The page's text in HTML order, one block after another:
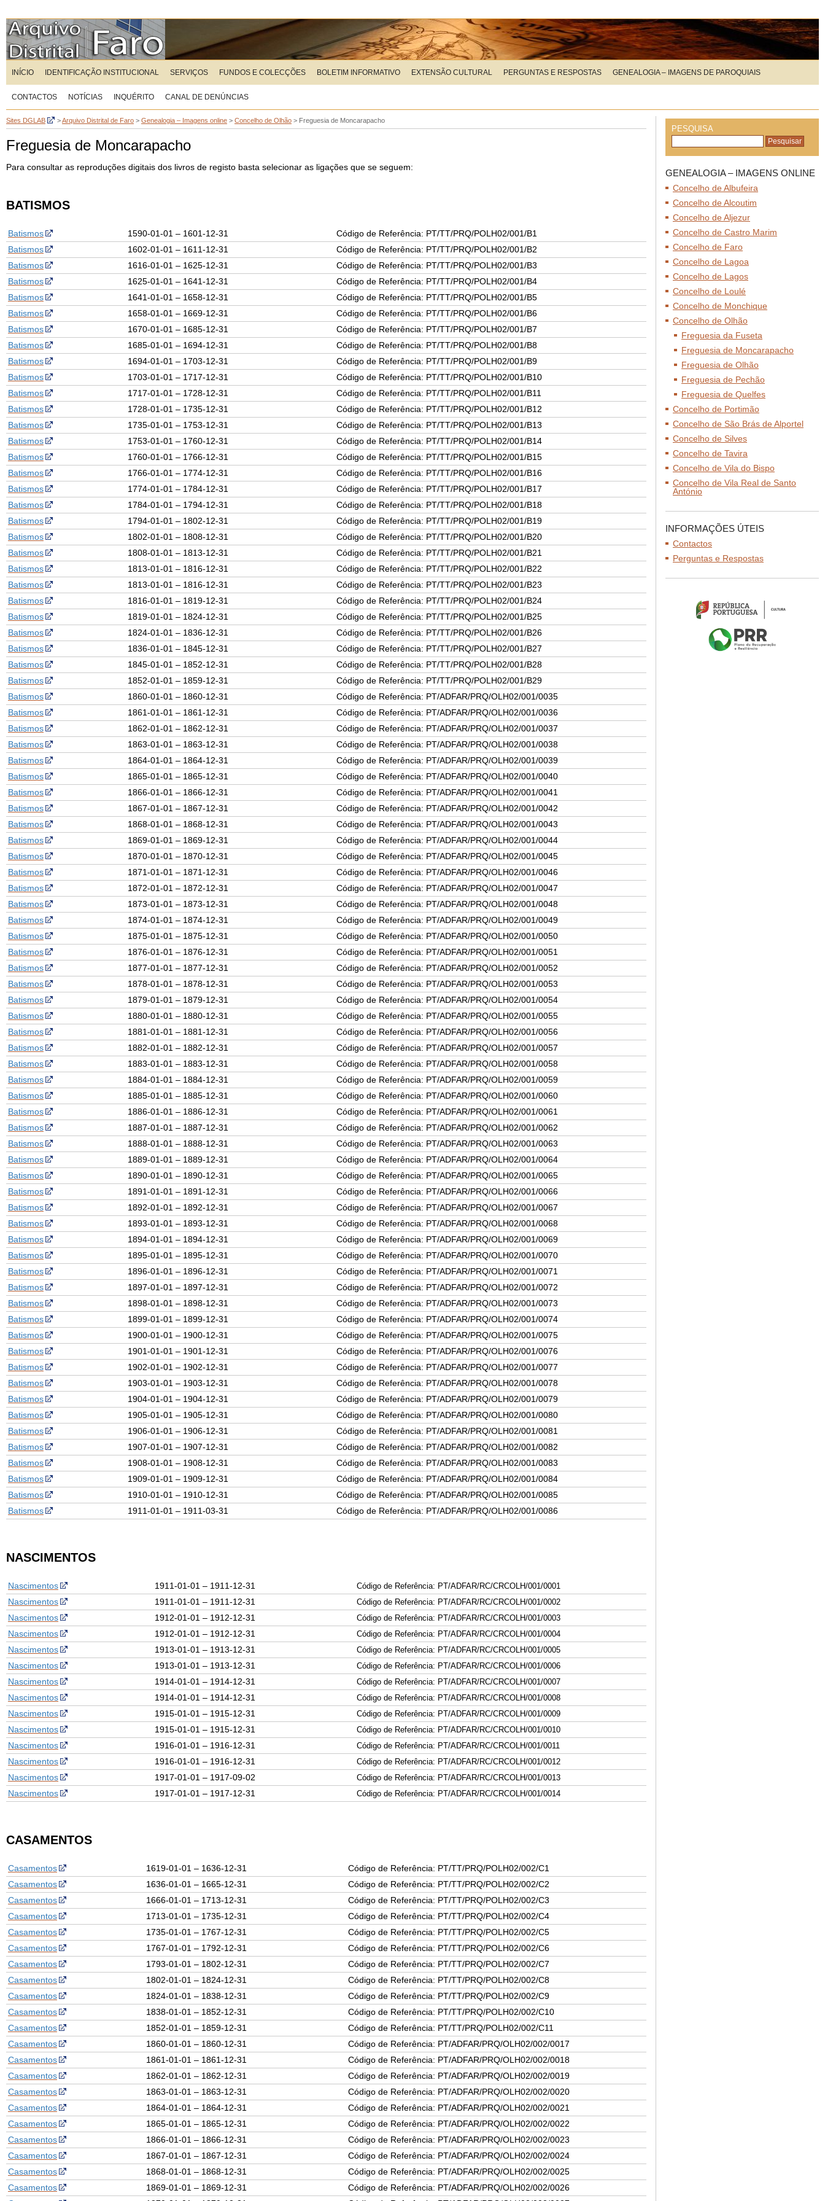
INÍCIO IDENTIFICAÇÃO INSTITUCIONAL SERVIÇOS FUNDOS E COLECÇÕES BOLETIM INFORMATIVO EXTENSÃO CULTURAL PERGUNTAS E RESPOSTAS GENEALOGIA – IMAGENS DE PAROQUIAIS
CONTACTOS NOTÍCIAS INQUÉRITO CANAL DE DENÚNCIAS
Sites DGLAB >Arquivo Distrital de Faro > Genealogia – Imagens online > Concelho de Olhão > Freguesia de Moncarapacho
Freguesia de Moncarapacho
Para consultar as reproduções digitais dos livros de registo basta selecionar as ligações que se seguem:
BATISMOS
Batismos 1590-01-01 – 1601-12-31
Código de Referência: PT/TT/PRQ/POLH02/001/B1
Batismos
1602-01-01 – 1611-12-31
Código de Referência: PT/TT/PRQ/POLH02/001/B2
Batismos
1616-01-01 – 1625-12-31
Código de Referência: PT/TT/PRQ/POLH02/001/B3
Batismos
1625-01-01 – 1641-12-31
Código de Referência: PT/TT/PRQ/POLH02/001/B4
Batismos
1641-01-01 – 1658-12-31
Código de Referência: PT/TT/PRQ/POLH02/001/B5
Batismos
1658-01-01 – 1669-12-31
Código de Referência: PT/TT/PRQ/POLH02/001/B6
Batismos
1670-01-01 – 1685-12-31
Código de Referência: PT/TT/PRQ/POLH02/001/B7
Batismos
1685-01-01 – 1694-12-31
Código de Referência: PT/TT/PRQ/POLH02/001/B8
Batismos
1694-01-01 – 1703-12-31
Código de Referência: PT/TT/PRQ/POLH02/001/B9
Batismos
1703-01-01 – 1717-12-31
Código de Referência: PT/TT/PRQ/POLH02/001/B10
Batismos
1717-01-01 – 1728-12-31
Código de Referência: PT/TT/PRQ/POLH02/001/B11
Batismos
1728-01-01 – 1735-12-31
Código de Referência: PT/TT/PRQ/POLH02/001/B12
Batismos
1735-01-01 – 1753-12-31
Código de Referência: PT/TT/PRQ/POLH02/001/B13
Batismos
1753-01-01 – 1760-12-31
Código de Referência: PT/TT/PRQ/POLH02/001/B14
Batismos
1760-01-01 – 1766-12-31
Código de Referência: PT/TT/PRQ/POLH02/001/B15
Batismos
1766-01-01 – 1774-12-31
Código de Referência: PT/TT/PRQ/POLH02/001/B16
Batismos
1774-01-01 – 1784-12-31
Código de Referência: PT/TT/PRQ/POLH02/001/B17
Batismos
1784-01-01 – 1794-12-31
Código de Referência: PT/TT/PRQ/POLH02/001/B18
Batismos
1794-01-01 – 1802-12-31
Código de Referência: PT/TT/PRQ/POLH02/001/B19
Batismos
1802-01-01 – 1808-12-31
Código de Referência: PT/TT/PRQ/POLH02/001/B20
Batismos
1808-01-01 – 1813-12-31
Código de Referência: PT/TT/PRQ/POLH02/001/B21
Batismos
1813-01-01 – 1816-12-31
Código de Referência: PT/TT/PRQ/POLH02/001/B22
Batismos
1813-01-01 – 1816-12-31
Código de Referência: PT/TT/PRQ/POLH02/001/B23
Batismos
1816-01-01 – 1819-12-31
Código de Referência: PT/TT/PRQ/POLH02/001/B24
Batismos
1819-01-01 – 1824-12-31
Código de Referência: PT/TT/PRQ/POLH02/001/B25
Batismos
1824-01-01 – 1836-12-31
Código de Referência: PT/TT/PRQ/POLH02/001/B26
Batismos
1836-01-01 – 1845-12-31
Código de Referência: PT/TT/PRQ/POLH02/001/B27
Batismos
1845-01-01 – 1852-12-31
Código de Referência: PT/TT/PRQ/POLH02/001/B28
Batismos
1852-01-01 – 1859-12-31
Código de Referência: PT/TT/PRQ/POLH02/001/B29
Batismos
1860-01-01 – 1860-12-31
Código de Referência: PT/ADFAR/PRQ/OLH02/001/0035
Batismos
1861-01-01 – 1861-12-31
Código de Referência: PT/ADFAR/PRQ/OLH02/001/0036
Batismos
1862-01-01 – 1862-12-31
Código de Referência: PT/ADFAR/PRQ/OLH02/001/0037
Batismos
1863-01-01 – 1863-12-31
Código de Referência: PT/ADFAR/PRQ/OLH02/001/0038
Batismos
1864-01-01 – 1864-12-31
Código de Referência: PT/ADFAR/PRQ/OLH02/001/0039
Batismos
1865-01-01 – 1865-12-31
Código de Referência: PT/ADFAR/PRQ/OLH02/001/0040
Batismos
1866-01-01 – 1866-12-31
Código de Referência: PT/ADFAR/PRQ/OLH02/001/0041
Batismos
1867-01-01 – 1867-12-31
Código de Referência: PT/ADFAR/PRQ/OLH02/001/0042
Batismos
1868-01-01 – 1868-12-31
Código de Referência: PT/ADFAR/PRQ/OLH02/001/0043
Batismos
1869-01-01 – 1869-12-31
Código de Referência: PT/ADFAR/PRQ/OLH02/001/0044
Batismos
1870-01-01 – 1870-12-31
Código de Referência: PT/ADFAR/PRQ/OLH02/001/0045
Batismos
1871-01-01 – 1871-12-31
Código de Referência: PT/ADFAR/PRQ/OLH02/001/0046
Batismos
1872-01-01 – 1872-12-31
Código de Referência: PT/ADFAR/PRQ/OLH02/001/0047
Batismos
1873-01-01 – 1873-12-31
Código de Referência: PT/ADFAR/PRQ/OLH02/001/0048
Batismos
1874-01-01 – 1874-12-31
Código de Referência: PT/ADFAR/PRQ/OLH02/001/0049
Batismos
1875-01-01 – 1875-12-31
Código de Referência: PT/ADFAR/PRQ/OLH02/001/0050
Batismos
1876-01-01 – 1876-12-31
Código de Referência: PT/ADFAR/PRQ/OLH02/001/0051
Batismos
1877-01-01 – 1877-12-31
Código de Referência: PT/ADFAR/PRQ/OLH02/001/0052
Batismos
1878-01-01 – 1878-12-31
Código de Referência: PT/ADFAR/PRQ/OLH02/001/0053
Batismos
1879-01-01 – 1879-12-31
Código de Referência: PT/ADFAR/PRQ/OLH02/001/0054
Batismos
1880-01-01 – 1880-12-31
Código de Referência: PT/ADFAR/PRQ/OLH02/001/0055
Batismos
1881-01-01 – 1881-12-31
Código de Referência: PT/ADFAR/PRQ/OLH02/001/0056
Batismos
1882-01-01 – 1882-12-31
Código de Referência: PT/ADFAR/PRQ/OLH02/001/0057
Batismos
1883-01-01 – 1883-12-31
Código de Referência: PT/ADFAR/PRQ/OLH02/001/0058
Batismos
1884-01-01 – 1884-12-31
Código de Referência: PT/ADFAR/PRQ/OLH02/001/0059
Batismos
1885-01-01 – 1885-12-31
Código de Referência: PT/ADFAR/PRQ/OLH02/001/0060
Batismos
1886-01-01 – 1886-12-31
Código de Referência: PT/ADFAR/PRQ/OLH02/001/0061
Batismos
1887-01-01 – 1887-12-31
Código de Referência: PT/ADFAR/PRQ/OLH02/001/0062
Batismos
1888-01-01 – 1888-12-31
Código de Referência: PT/ADFAR/PRQ/OLH02/001/0063
Batismos
1889-01-01 – 1889-12-31
Código de Referência: PT/ADFAR/PRQ/OLH02/001/0064
Batismos
1890-01-01 – 1890-12-31
Código de Referência: PT/ADFAR/PRQ/OLH02/001/0065
Batismos
1891-01-01 – 1891-12-31
Código de Referência: PT/ADFAR/PRQ/OLH02/001/0066
Batismos
1892-01-01 – 1892-12-31
Código de Referência: PT/ADFAR/PRQ/OLH02/001/0067
Batismos
1893-01-01 – 1893-12-31
Código de Referência: PT/ADFAR/PRQ/OLH02/001/0068
Batismos
1894-01-01 – 1894-12-31
Código de Referência: PT/ADFAR/PRQ/OLH02/001/0069
Batismos
1895-01-01 – 1895-12-31
Código de Referência: PT/ADFAR/PRQ/OLH02/001/0070
Batismos
1896-01-01 – 1896-12-31
Código de Referência: PT/ADFAR/PRQ/OLH02/001/0071
Batismos
1897-01-01 – 1897-12-31
Código de Referência: PT/ADFAR/PRQ/OLH02/001/0072
Batismos
1898-01-01 – 1898-12-31
Código de Referência: PT/ADFAR/PRQ/OLH02/001/0073
Batismos
1899-01-01 – 1899-12-31
Código de Referência: PT/ADFAR/PRQ/OLH02/001/0074
Batismos
1900-01-01 – 1900-12-31
Código de Referência: PT/ADFAR/PRQ/OLH02/001/0075
Batismos
1901-01-01 – 1901-12-31
Código de Referência: PT/ADFAR/PRQ/OLH02/001/0076
Batismos
1902-01-01 – 1902-12-31
Código de Referência: PT/ADFAR/PRQ/OLH02/001/0077
Batismos
1903-01-01 – 1903-12-31
Código de Referência: PT/ADFAR/PRQ/OLH02/001/0078
Batismos
1904-01-01 – 1904-12-31
Código de Referência: PT/ADFAR/PRQ/OLH02/001/0079
Batismos
1905-01-01 – 1905-12-31
Código de Referência: PT/ADFAR/PRQ/OLH02/001/0080
Batismos
1906-01-01 – 1906-12-31
Código de Referência: PT/ADFAR/PRQ/OLH02/001/0081
Batismos
1907-01-01 – 1907-12-31
Código de Referência: PT/ADFAR/PRQ/OLH02/001/0082
Batismos
1908-01-01 – 1908-12-31
Código de Referência: PT/ADFAR/PRQ/OLH02/001/0083
Batismos
1909-01-01 – 1909-12-31
Código de Referência: PT/ADFAR/PRQ/OLH02/001/0084
Batismos
1910-01-01 – 1910-12-31
Código de Referência: PT/ADFAR/PRQ/OLH02/001/0085
Batismos
1911-01-01 – 1911-03-31 Código de Referência: PT/ADFAR/PRQ/OLH02/001/0086
NASCIMENTOS
Nascimentos 1911-01-01 – 1911-12-31 Código de Referência: PT/ADFAR/RC/CRCOLH/001/0001
Nascimentos 1911-01-01 – 1911-12-31 Código de Referência: PT/ADFAR/RC/CRCOLH/001/0002
Nascimentos 1912-01-01 – 1912-12-31 Código de Referência: PT/ADFAR/RC/CRCOLH/001/0003
Nascimentos 1912-01-01 – 1912-12-31 Código de Referência: PT/ADFAR/RC/CRCOLH/001/0004
Nascimentos 1913-01-01 – 1913-12-31 Código de Referência: PT/ADFAR/RC/CRCOLH/001/0005
Nascimentos 1913-01-01 – 1913-12-31 Código de Referência: PT/ADFAR/RC/CRCOLH/001/0006
Nascimentos 1914-01-01 – 1914-12-31 Código de Referência: PT/ADFAR/RC/CRCOLH/001/0007
Nascimentos 1914-01-01 – 1914-12-31 Código de Referência: PT/ADFAR/RC/CRCOLH/001/0008
Nascimentos 1915-01-01 – 1915-12-31 Código de Referência: PT/ADFAR/RC/CRCOLH/001/0009
Nascimentos 1915-01-01 – 1915-12-31 Código de Referência: PT/ADFAR/RC/CRCOLH/001/0010
Nascimentos 1916-01-01 – 1916-12-31 Código de Referência: PT/ADFAR/RC/CRCOLH/001/0011
Nascimentos 1916-01-01 – 1916-12-31 Código de Referência: PT/ADFAR/RC/CRCOLH/001/0012
Nascimentos 1917-01-01 – 1917-09-02 Código de Referência: PT/ADFAR/RC/CRCOLH/001/0013
Nascimentos 1917-01-01 – 1917-12-31 Código de Referência: PT/ADFAR/RC/CRCOLH/001/0014
CASAMENTOS
Casamentos 1619-01-01 – 1636-12-31
Código de Referência: PT/TT/PRQ/POLH02/002/C1
Casamentos
1636-01-01 – 1665-12-31
Código de Referência: PT/TT/PRQ/POLH02/002/C2
Casamentos
1666-01-01 – 1713-12-31
Código de Referência: PT/TT/PRQ/POLH02/002/C3
Casamentos
1713-01-01 – 1735-12-31
Código de Referência: PT/TT/PRQ/POLH02/002/C4
Casamentos
1735-01-01 – 1767-12-31
Código de Referência: PT/TT/PRQ/POLH02/002/C5
Casamentos
1767-01-01 – 1792-12-31
Código de Referência: PT/TT/PRQ/POLH02/002/C6
Casamentos
1793-01-01 – 1802-12-31
Código de Referência: PT/TT/PRQ/POLH02/002/C7
Casamentos
1802-01-01 – 1824-12-31
Código de Referência: PT/TT/PRQ/POLH02/002/C8
Casamentos
1824-01-01 – 1838-12-31
Código de Referência: PT/TT/PRQ/POLH02/002/C9
Casamentos
1838-01-01 – 1852-12-31
Código de Referência: PT/TT/PRQ/POLH02/002/C10
Casamentos
1852-01-01 – 1859-12-31
Código de Referência: PT/TT/PRQ/POLH02/002/C11
Casamentos
1860-01-01 – 1860-12-31
Código de Referência: PT/ADFAR/PRQ/OLH02/002/0017
Casamentos
1861-01-01 – 1861-12-31
Código de Referência: PT/ADFAR/PRQ/OLH02/002/0018
Casamentos
1862-01-01 – 1862-12-31
Código de Referência: PT/ADFAR/PRQ/OLH02/002/0019
Casamentos
1863-01-01 – 1863-12-31
Código de Referência: PT/ADFAR/PRQ/OLH02/002/0020
Casamentos
1864-01-01 – 1864-12-31
Código de Referência: PT/ADFAR/PRQ/OLH02/002/0021
Casamentos
1865-01-01 – 1865-12-31
Código de Referência: PT/ADFAR/PRQ/OLH02/002/0022
Casamentos
1866-01-01 – 1866-12-31
Código de Referência: PT/ADFAR/PRQ/OLH02/002/0023
Casamentos
1867-01-01 – 1867-12-31
Código de Referência: PT/ADFAR/PRQ/OLH02/002/0024
Casamentos
1868-01-01 – 1868-12-31
Código de Referência: PT/ADFAR/PRQ/OLH02/002/0025
Casamentos
1869-01-01 – 1869-12-31
Código de Referência: PT/ADFAR/PRQ/OLH02/002/0026
PESQUISA
GENEALOGIA – IMAGENS ONLINE
Concelho de Albufeira
Concelho de Alcoutim
Concelho de Aljezur
Concelho de Castro Marim
Concelho de Faro
Concelho de Lagoa
Concelho de Lagos
Concelho de Loulé
Concelho de Monchique
Concelho de Olhão
Freguesia da Fuseta
Freguesia de Moncarapacho
Freguesia de Olhão
Freguesia de Pechão
Freguesia de Quelfes
Concelho de Portimão
Concelho de São Brás de Alportel
Concelho de Silves
Concelho de Tavira
Concelho de Vila do Bispo
Concelho de Vila Real de Santo
António
INFORMAÇÕES ÚTEIS
Contactos
Perguntas e Respostas